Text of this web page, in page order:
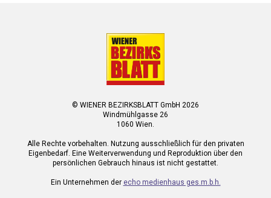
© WIENER BEZIRKSBLATT GmbH 2026
Windmühlgasse 26
1060 Wien.
Alle Rechte vorbehalten. Nutzung ausschließlich für den privaten
Eigenbedarf. Eine Weiterverwendung und Reproduktion über den
persönlichen Gebrauch hinaus ist nicht gestattet.
Ein Unternehmen der echo medienhaus ges.m.b.h.